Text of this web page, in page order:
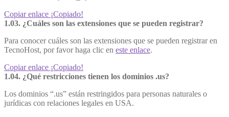
Copiar enlace ¡Copiado!
1.03. ¿Cuáles son las extensiones que se pueden registrar?
Para conocer cuáles son las extensiones que se pueden registrar en
TecnoHost, por favor haga clic en este enlace.
Copiar enlace ¡Copiado!
1.04. ¿Qué restricciones tienen los dominios .us?
Los dominios “.us” están restringidos para personas naturales o
jurídicas con relaciones legales en USA.